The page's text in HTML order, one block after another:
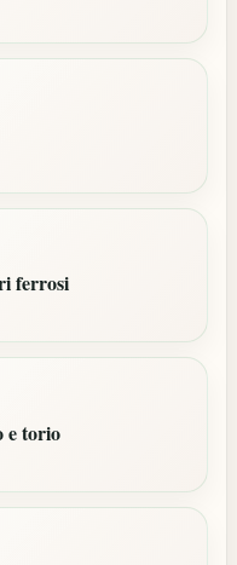
ferrosi
e torio